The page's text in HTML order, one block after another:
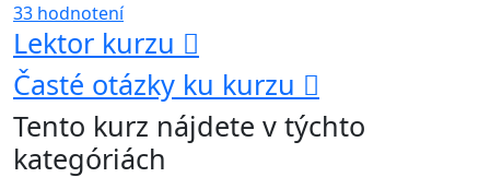
33 hodnotení
Lektor kurzu
Časté otázky ku kurzu
Tento kurz nájdete v týchto
kategóriách